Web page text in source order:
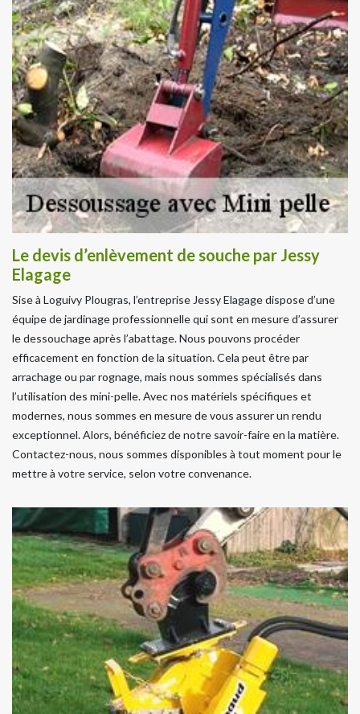
Le devis d’enlèvement de souche par Jessy
Elagage
Sise à Loguivy Plougras, l’entreprise Jessy Elagage dispose d’une
équipe de jardinage professionnelle qui sont en mesure d’assurer
le dessouchage après l’abattage. Nous pouvons procéder
efficacement en fonction de la situation. Cela peut être par
arrachage ou par rognage, mais nous sommes spécialisés dans
l’utilisation des mini-pelle. Avec nos matériels spécifiques et
modernes, nous sommes en mesure de vous assurer un rendu
exceptionnel. Alors, bénéficiez de notre savoir-faire en la matière.
Contactez-nous, nous sommes disponibles à tout moment pour le
mettre à votre service, selon votre convenance.